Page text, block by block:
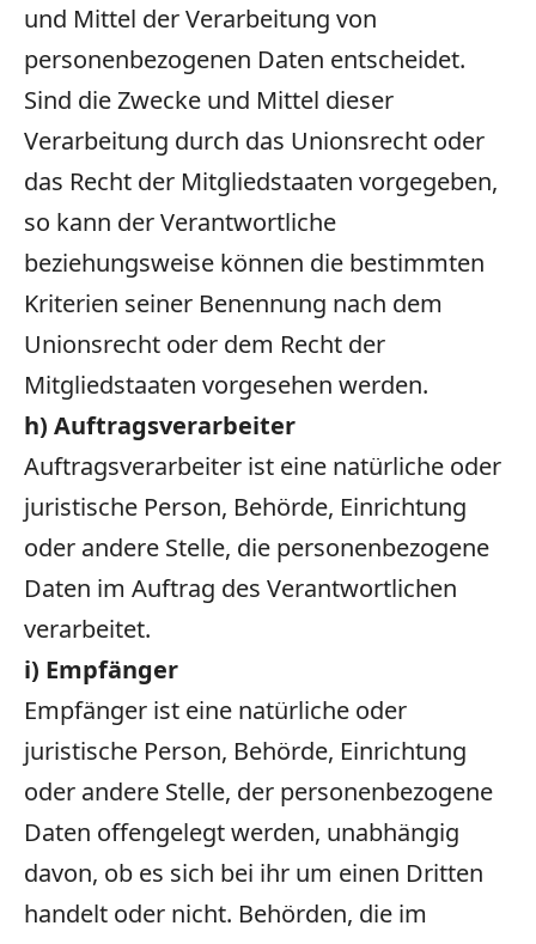
und Mittel der Verarbeitung von
personenbezogenen Daten entscheidet.
Sind die Zwecke und Mittel dieser
Verarbeitung durch das Unionsrecht oder
das Recht der Mitgliedstaaten vorgegeben,
so kann der Verantwortliche
beziehungsweise können die bestimmten
Kriterien seiner Benennung nach dem
Unionsrecht oder dem Recht der
Mitgliedstaaten vorgesehen werden.
h) Auftragsverarbeiter
Auftragsverarbeiter ist eine natürliche oder
juristische Person, Behörde, Einrichtung
oder andere Stelle, die personenbezogene
Daten im Auftrag des Verantwortlichen
verarbeitet.
i) Empfänger
Empfänger ist eine natürliche oder
juristische Person, Behörde, Einrichtung
oder andere Stelle, der personenbezogene
Daten offengelegt werden, unabhängig
davon, ob es sich bei ihr um einen Dritten
handelt oder nicht. Behörden, die im